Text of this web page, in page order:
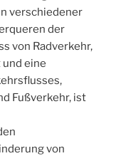
verschiedener
der
von Radverkehr,
und eine
Fußverkehr, ist
von